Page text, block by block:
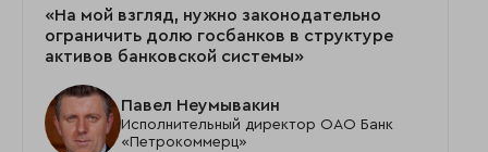
«На мой взгляд, нужно законодательно
ограничить долю госбанков в структуре
активов банковской системы»
Павел Неумывакин
Исполнительный директор ОАО Банк
«Петрокоммерц»